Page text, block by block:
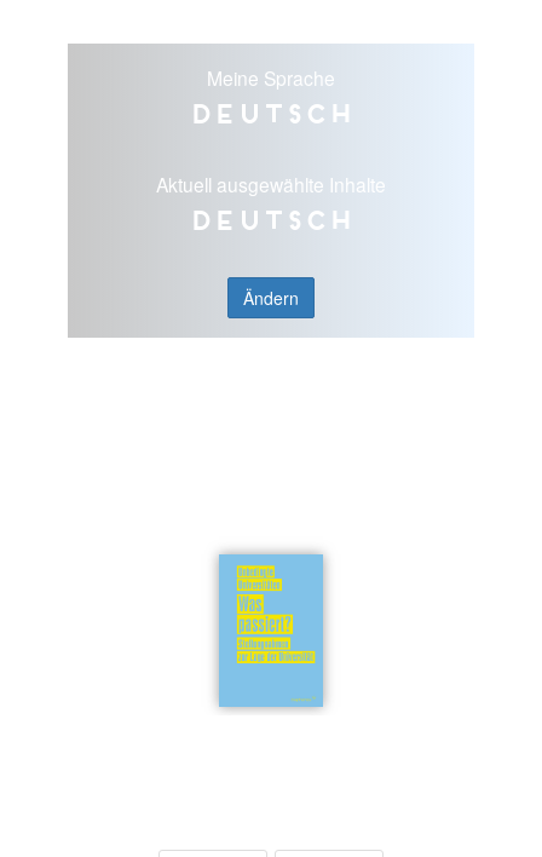
Meine Sprache
Deutsch
Aktuell ausgewählte Inhalte
Deutsch
Ändern